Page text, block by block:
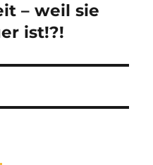
– weil sie
ist!?!